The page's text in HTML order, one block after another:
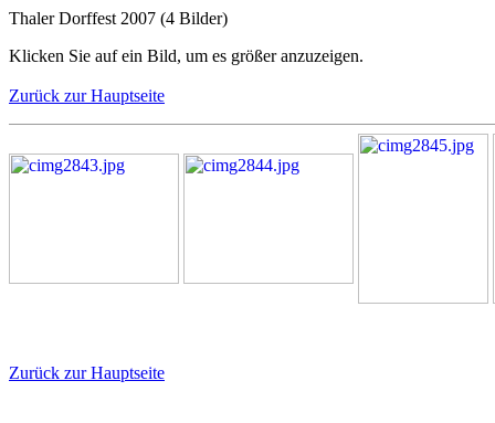
Thaler Dorffest 2007 (4 Bilder)
Klicken Sie auf ein Bild, um es größer anzuzeigen.
Zurück zur Hauptseite
Zurück zur Hauptseite